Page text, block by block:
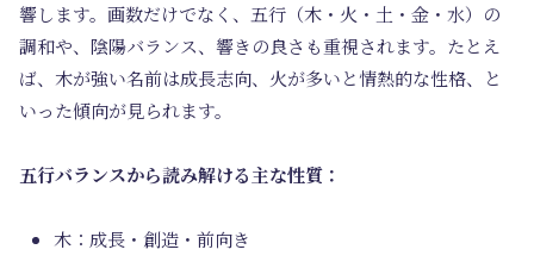
響します。画数だけでなく、五行（木・火・土・金・水）の
調和や、陰陽バランス、響きの良さも重視されます。たとえ
ば、木が強い名前は成長志向、火が多いと情熱的な性格、と
いった傾向が見られます。
五行バランスから読み解ける主な性質：
木：成長・創造・前向き